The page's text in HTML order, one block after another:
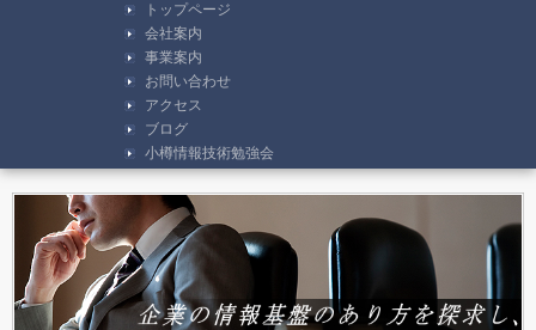
トップページ
会社案内
事業案内
お問い合わせ
アクセス
ブログ
小樽情報技術勉強会